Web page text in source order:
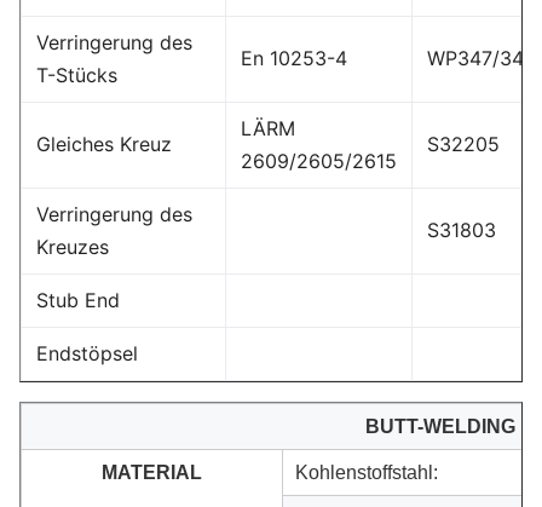
Verringerung des
T-Stücks
En 10253-4 WP347/
Gleiches Kreuz
LÄRM
2609/2605/2615
S32205
Verringerung des
Kreuzes
S31803
Stub End
Endstöpsel
BUTT-WELDING
MATERIAL Kohlenstoffstahl: